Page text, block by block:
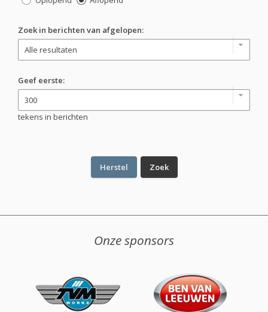
Zoek in berichten van afgelopen:
Geef eerste:
tekens in berichten
Onze sponsors